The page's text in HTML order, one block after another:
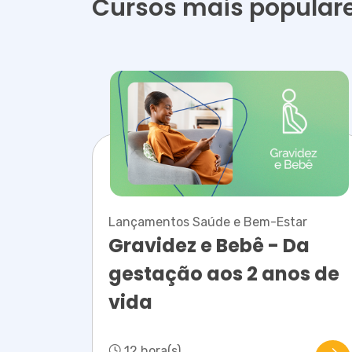
Cursos mais
Lançamentos Saúde e Bem-Estar
Gravidez e Bebê - Da
gestação aos 2 anos de
vida